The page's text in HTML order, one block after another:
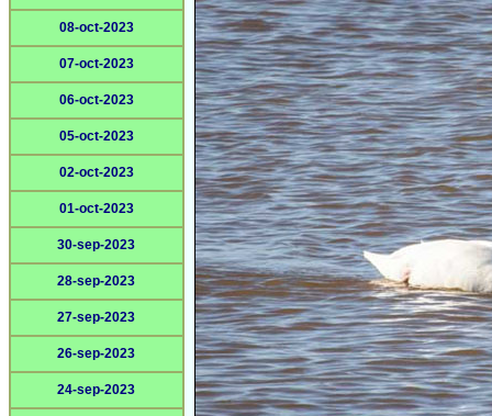
08-oct-2023
07-oct-2023
06-oct-2023
05-oct-2023
02-oct-2023
01-oct-2023
30-sep-2023
28-sep-2023
27-sep-2023
26-sep-2023
24-sep-2023